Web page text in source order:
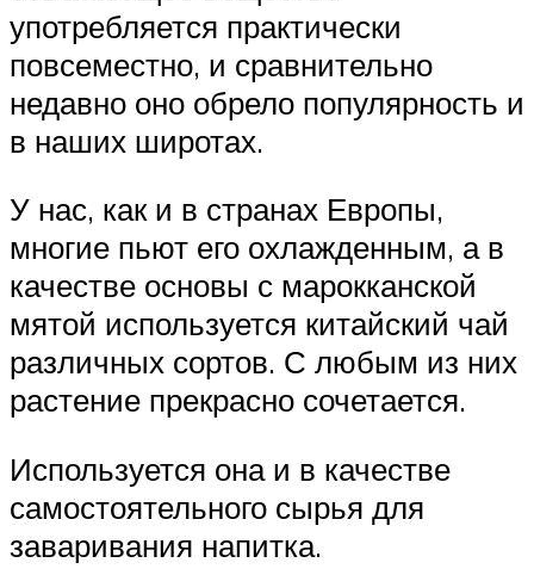
употребляется практически
повсеместно, и сравнительно
недавно оно обрело популярность и
в наших широтах.
У нас, как и в странах Европы,
многие пьют его охлажденным, а в
качестве основы с марокканской
мятой используется китайский чай
различных сортов. С любым из них
растение прекрасно сочетается.
Используется она и в качестве
самостоятельного сырья для
заваривания напитка.